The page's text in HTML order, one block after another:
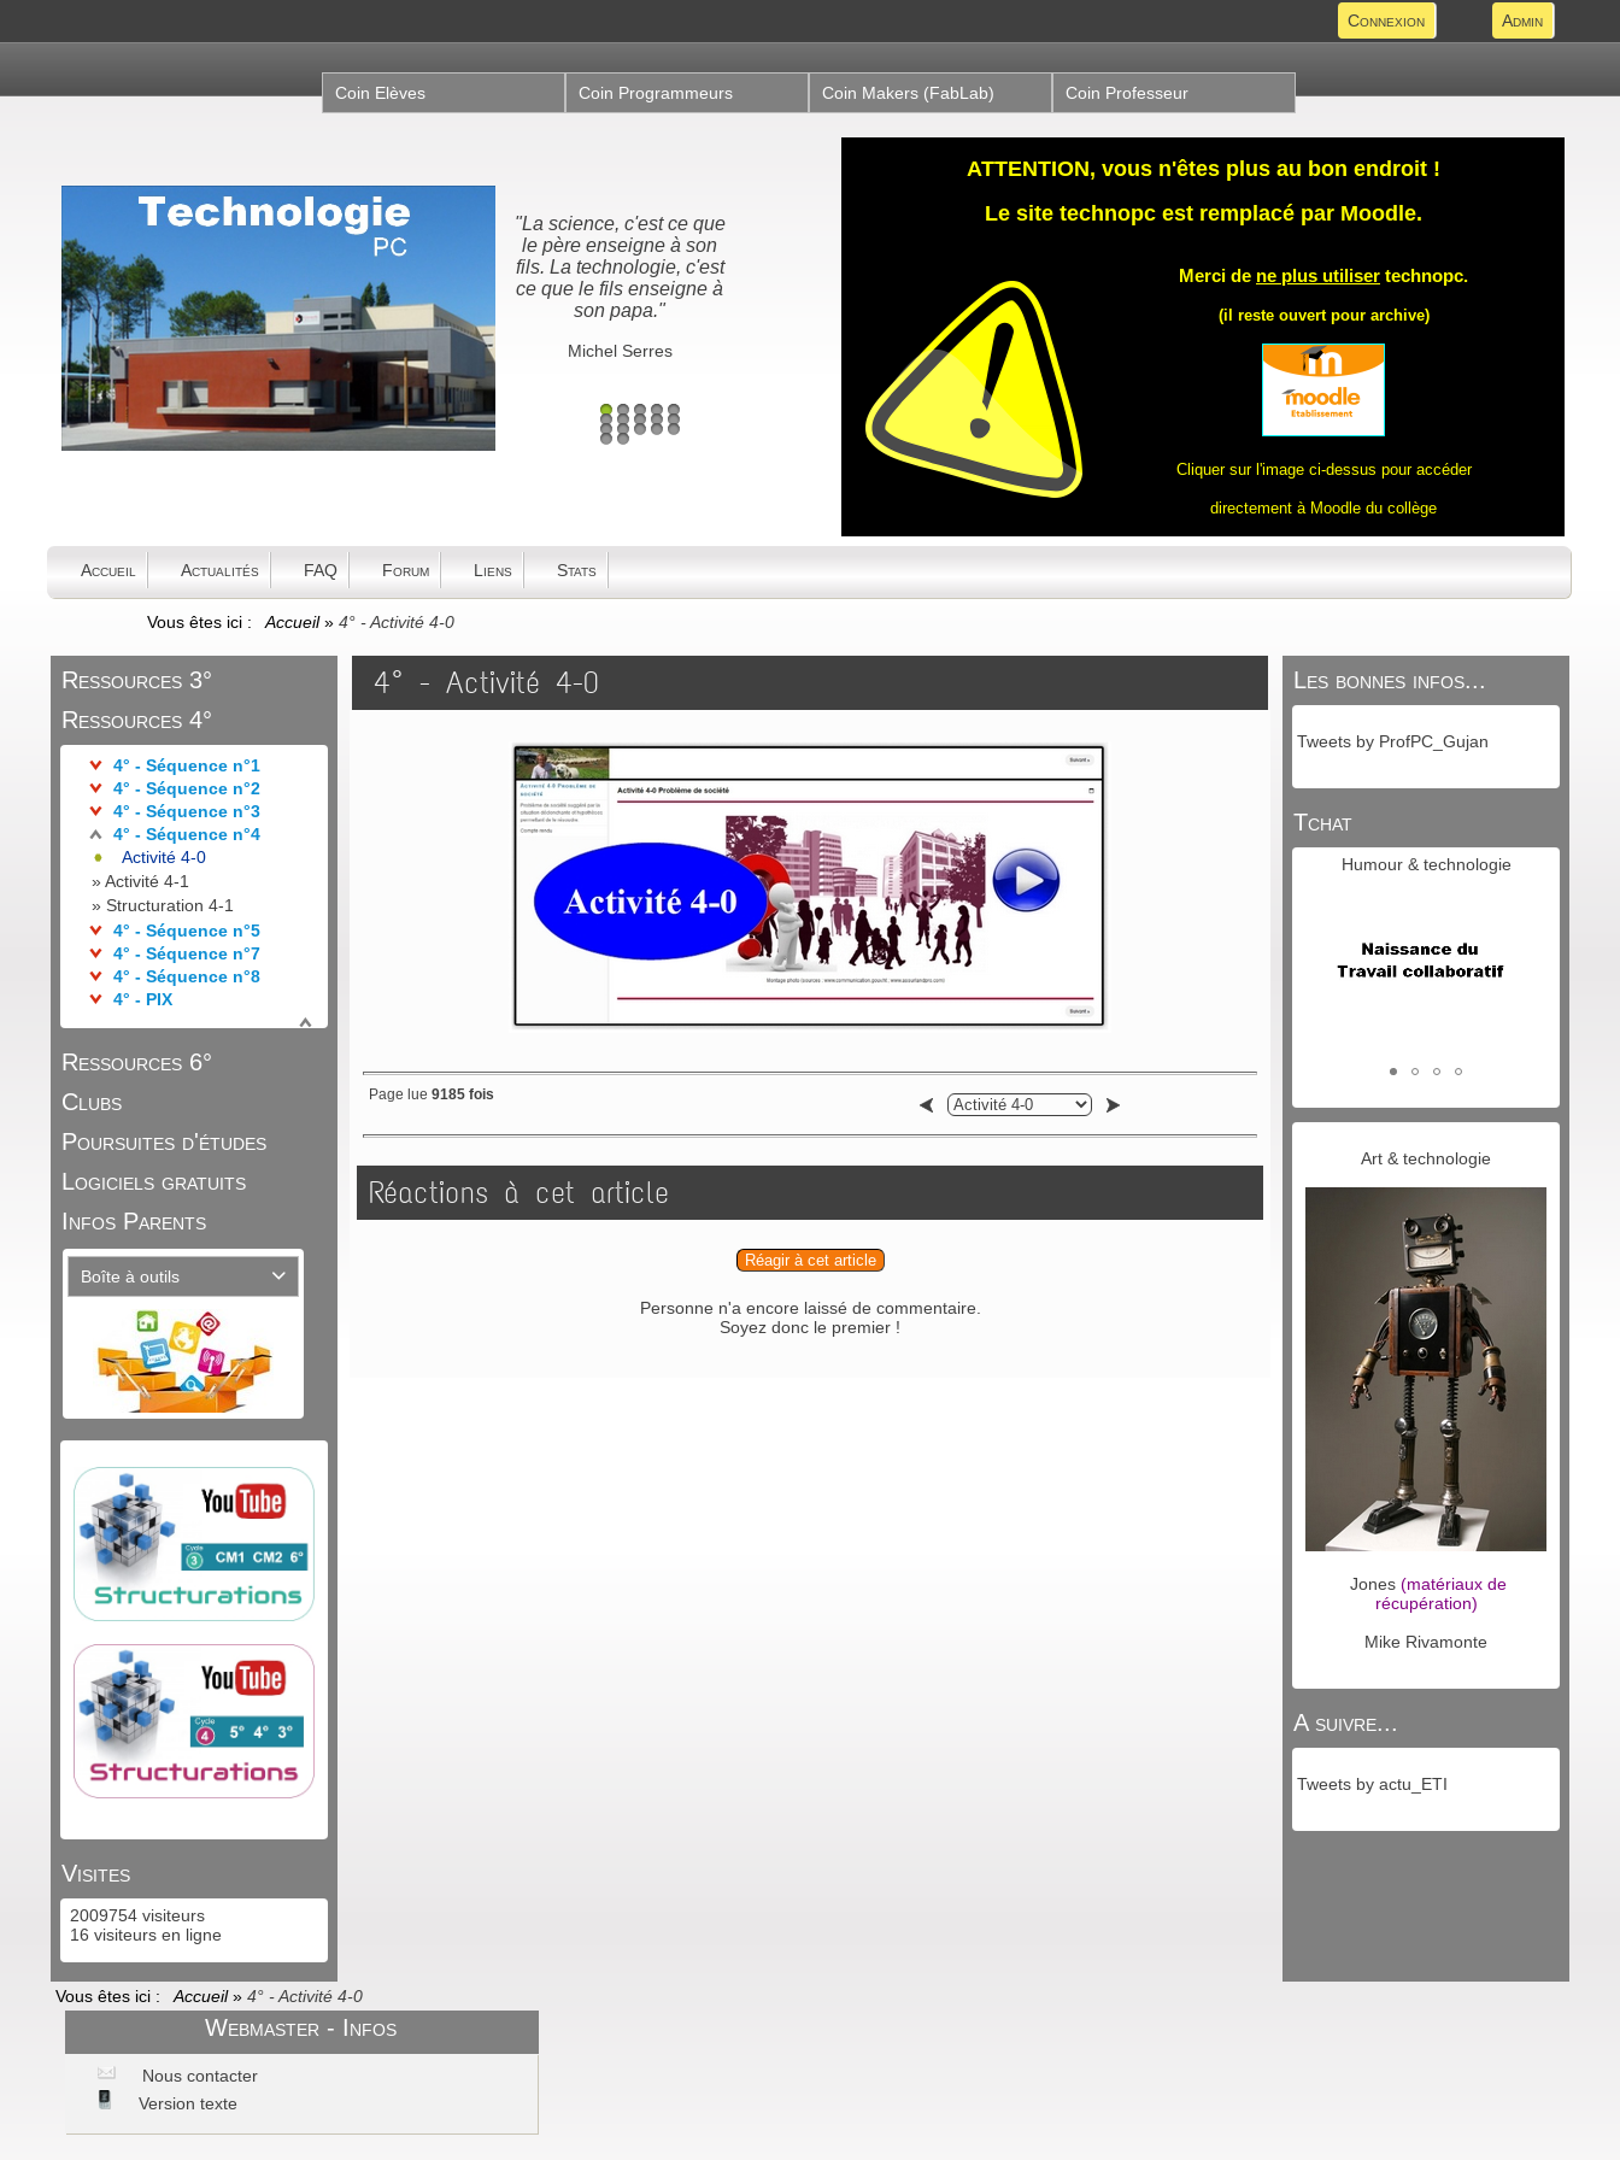
Coin Elèves Coin Programmeurs Coin Makers (FabLab) Coin Professeur
"La science, c'est ce que
le père enseigne à son
fils. La technologie, c'est
ce que le fils enseigne à
son papa."
Michel Serres
"Nous n'héritons pas de
la terre de nos ancêtres,
nous l'empruntons à nos
enfants"
Antoine de St-Exupéry
1 2 3 4 5
6 7 8 9 10
11 12
ATTENTION, vous n'êtes plus au bon endroit !
Le site technopc est remplacé par Moodle.
Merci de ne plus utiliser technopc.
(il reste ouvert pour archive)
Cliquer sur l'image ci-dessus pour accéder
directement à Moodle du collège
Admin
Accueil
Connexion
Actualités FAQ Forum Liens Stats
Vous êtes ici : Accueil» 4° - Activité 4-0
Ressources 3°
Ressources 4°
4° - Séquence n°1
4° - Séquence n°2
4° - Séquence n°3
4° - Séquence n°4
Activité 4-0
»Activité 4-1
» Structuration 4-1
4° - Séquence n°5
4° - Séquence n°7
4° - Séquence n°8
4° - PIX
Ressources 6°
Clubs
Poursuites d'études
Logiciels gratuits
Infos Parents
Boîte à outils 
Visites
2009754 visiteurs
16 visiteurs en ligne
4° - Activité 4-0
Page lue 9185 fois
Réactions à cet article
Réagir à cet article
Personne n'a encore laissé de commentaire.
Soyez donc le premier !
Les bonnes infos...
Tweets by ProfPC_Gujan
Tchat
Humour & technologie
Art & technologie
Jones (matériaux de
récupération)
Mike Rivamonte
A suivre...
Tweets by actu_ETI
Vous êtes ici : Accueil» 4° - Activité 4-0
Webmaster - Infos
Nous contacter
Version texte